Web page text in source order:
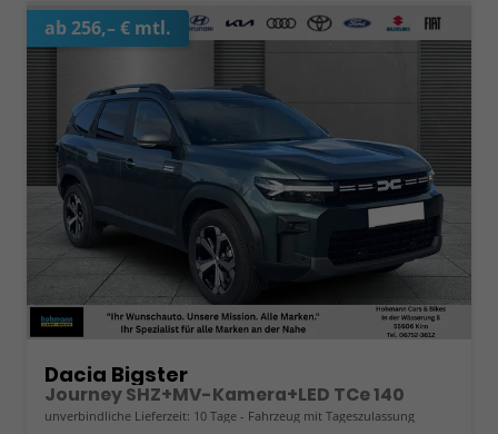
ab 256,– € mtl.
Dacia Bigster
Journey SHZ+MV-Kamera+LED TCe 140
unverbindliche Lieferzeit: 10 Tage Fahrzeug mit Tageszulassung